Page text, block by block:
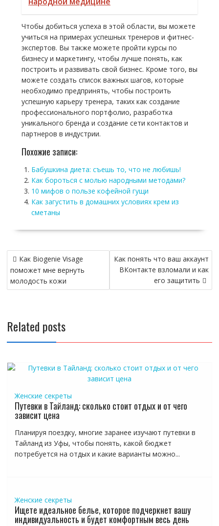
Чтобы добиться успеха в этой области, вы можете
учиться на примерах успешных тренеров и фитнес-
экспертов. Вы также можете пройти курсы по
бизнесу и маркетингу, чтобы лучше понять, как
построить и развивать свой бизнес. Кроме того, вы
можете создать список важных шагов, которые
необходимо предпринять, чтобы построить
успешную карьеру тренера, таких как создание
профессионального портфолио, разработка
уникального бренда и создание сети контактов и
партнеров в индустрии.
Похожие записи:
Бабушкина диета: съешь то, что не любишь!
Как бороться с молью народными методами?
10 мифов о пользе кофейной гущи
Как загустить в домашних условиях крем из
сметаны
Навигация
по
записям
Как Biogenie Visage
поможет мне вернуть
молодость кожи
Как понять что ваш аккаунт
ВКонтакте взломали и как
его защитить
Related posts
Женские секреты
Путевки в Тайланд: сколько стоит отдых и от чего
зависит цена
Планируя поездку, многие заранее изучают путевки в
Тайланд из Уфы, чтобы понять, какой бюджет
потребуется на отдых и какие варианты можно...
Женские секреты
Ищете идеальное белье, которое подчеркнет вашу
индивидуальность и будет комфортным весь день